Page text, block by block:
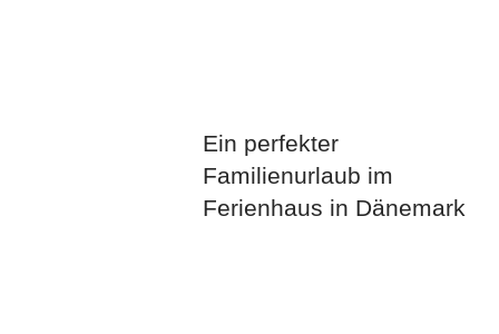
Ein perfekter
Familienurlaub im
Ferienhaus in Dänemark